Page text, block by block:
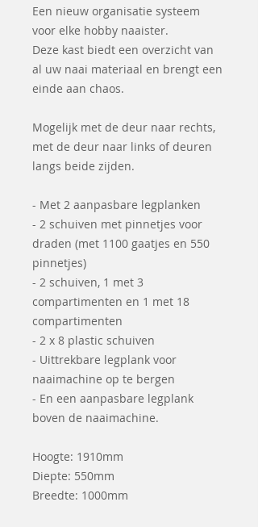
Een nieuw organisatie systeem
voor elke hobby naaister.
Deze kast biedt een overzicht van
al uw naai materiaal en brengt een
einde aan chaos.
Mogelijk met de deur naar rechts,
met de deur naar links of deuren
langs beide zijden.
- Met 2 aanpasbare legplanken
- 2 schuiven met pinnetjes voor
draden (met 1100 gaatjes en 550
pinnetjes)
- 2 schuiven, 1 met 3
compartimenten en 1 met 18
compartimenten
- 2 x 8 plastic schuiven
- Uittrekbare legplank voor
naaimachine op te bergen
- En een aanpasbare legplank
boven de naaimachine.
Hoogte: 1910mm
Diepte: 550mm
Breedte: 1000mm